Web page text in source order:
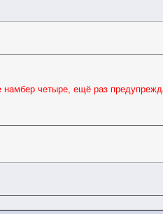
намбер четыре, ещё раз